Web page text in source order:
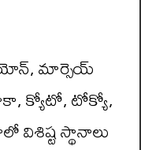
మార్సెయ్
క్యోటో, టోక్యో,
స్థానాలు